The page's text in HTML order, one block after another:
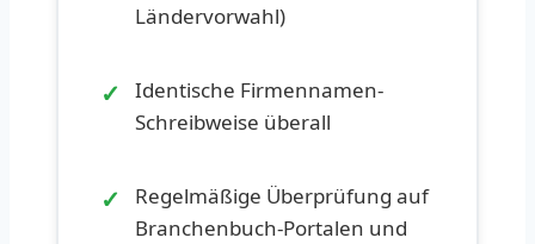
Ländervorwahl)
✓
Identische Firmennamen-
Schreibweise überall
✓
Regelmäßige Überprüfung auf
Branchenbuch-Portalen und